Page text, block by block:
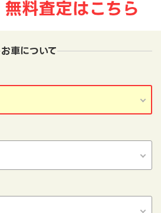
お車について